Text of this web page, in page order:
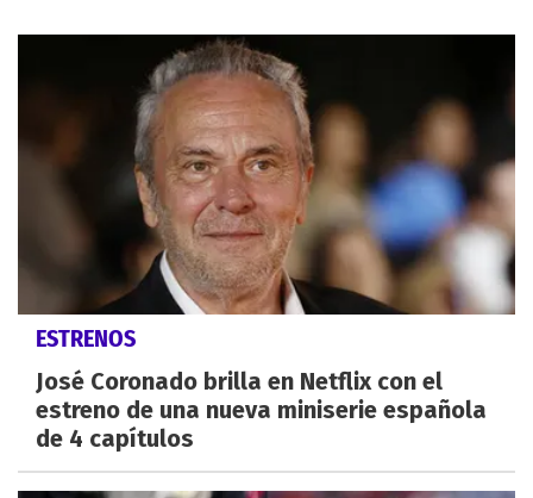
ESTRENOS
José Coronado brilla en Netflix con el
estreno de una nueva miniserie española
de 4 capítulos